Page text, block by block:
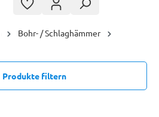
Bohr- / Schlaghämmer
Produkte filtern